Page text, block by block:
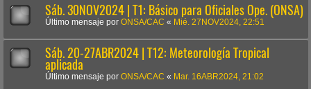
Sáb. 30NOV2024 | T1: Básico para Oficiales Ope. (ONSA)
Último mensaje por ONSA/CAC « Mié. 27NOV2024, 22:51
Sáb. 20-27ABR2024 | T12: Meteorología Tropical
aplicada
Último mensaje por ONSA/CAC « Mar. 16ABR2024, 21:02